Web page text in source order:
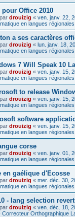
Office 2010
drouizig « ven. janv. 22,
en langues
a ses caractères
drouizig « lun. janv. 18,
en langues
7 Will Speak 10
drouizig « ven. janv. 15,
en langues
to release
drouizig « ven. janv. 15,
en langues
software
drouizig « ven. janv. 15,
en langues
corse
drouizig « ven. janv. 01,
en langues
gaélique d'Ecosse
drouizig « mer. déc. 30,
en langues
- lang selection
drouizig « ven. déc. 18,
Correcteur Orthographique